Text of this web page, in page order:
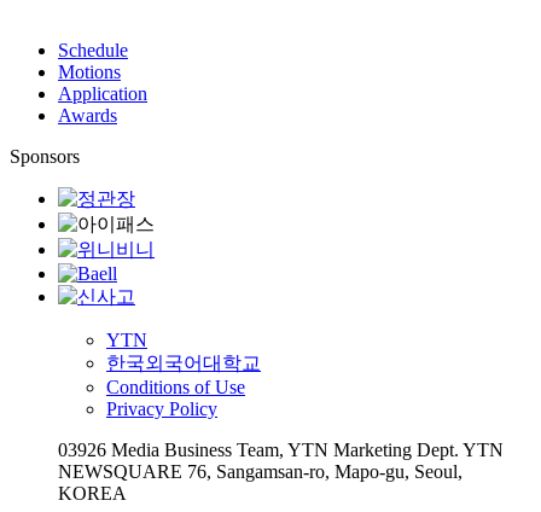
Schedule
Motions
Application
Awards
Sponsors
YTN
한국외국어대학교
Conditions of Use
Privacy Policy
03926 Media Business Team, YTN Marketing Dept. YTN
NEWSQUARE 76, Sangamsan-ro, Mapo-gu, Seoul,
KOREA